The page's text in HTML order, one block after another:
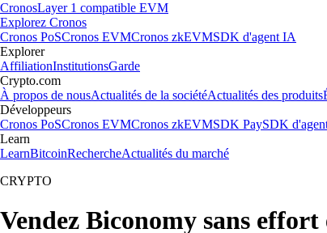
CronosLayer 1 compatible EVM
Explorez Cronos
Cronos PoSCronos EVMCronos zkEVMSDK d'agent IA
Explorer
AffiliationInstitutionsGarde
Crypto.com
À propos de nousActualités de la sociétéActualités des produits
Développeurs
Cronos PoSCronos EVMCronos zkEVMSDK PaySDK
Learn
LearnBitcoinRechercheActualités du marché
CRYPTO
Vendez Biconomy sans effort